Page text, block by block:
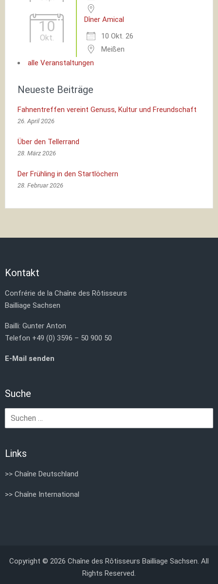
10
Okt.
Dîner Amical
10 Okt. 26
Meißen
alle Veranstaltungen
Neueste Beiträge
Fahnentreffen vereint Genuss, Kultur und Freundschaft
26. April 2026
Über den Tellerrand
28. März 2026
Der Frühling in den Startlöchern
28. Februar 2026
Kontakt
Confrérie de la Chaîne des Rôtisseurs
Bailliage Sachsen
Bailli: Gunter Anton
Telefon +49 (0) 3596 – 50 900 50
E-Mail senden
Suche
Suchen
nach:
Links
>> Chaîne Deutschland
>> Chaîne International
Copyright © 2026 Chaîne des Rôtisseurs Bailliage Sachsen. All
Rights Reserved.